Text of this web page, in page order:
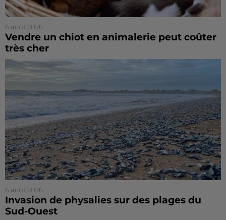
6 août 2026
Vendre un chiot en animalerie peut coûter
très cher
6 août 2026
Invasion de physalies sur des plages du
Sud-Ouest